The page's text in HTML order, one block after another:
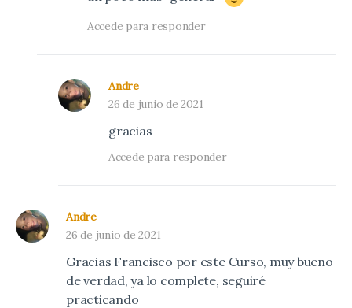
Accede para responder
Andre
26 de junio de 2021
gracias
Accede para responder
Andre
26 de junio de 2021
Gracias Francisco por este Curso, muy bueno
de verdad, ya lo complete, seguiré
practicando